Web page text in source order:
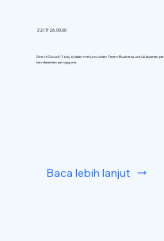
22/7/26, 00.00
DirectCloud (Tokyo) akan meluncurkan Team Business untuk layanan
berdasarkan pengguna.
Baca lebih lanjut